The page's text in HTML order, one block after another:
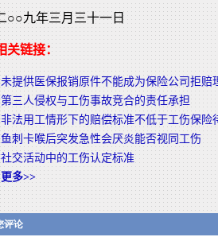
○○九年三月三十一日
关链接：
未提供医保报销原件不能成为保险公司拒赔
第三人侵权与工伤事故竞合的责任承担
非法用工情形下的赔偿标准不低于工伤保险
鱼刺卡喉后突发急性会厌炎能否视同工伤
社交活动中的工伤认定标准
更多>>